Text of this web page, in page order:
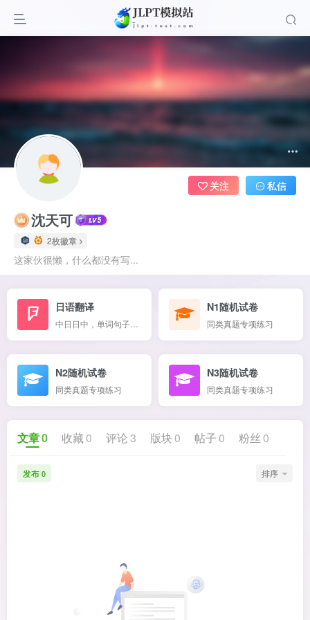
沈天可
2枚徽章
这家伙很懒，什么都没有写...
关注 私信
日语翻译 N1随机试卷
同类真题专项练习
N2随机试卷
同类真题专项练习
N3随机试卷
同类真题专项练习
文章0 收藏 0 评论 3 版块 0 帖子 0 粉丝 0
发布 0 排序